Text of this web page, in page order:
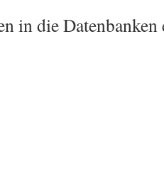
in die Datenbanken